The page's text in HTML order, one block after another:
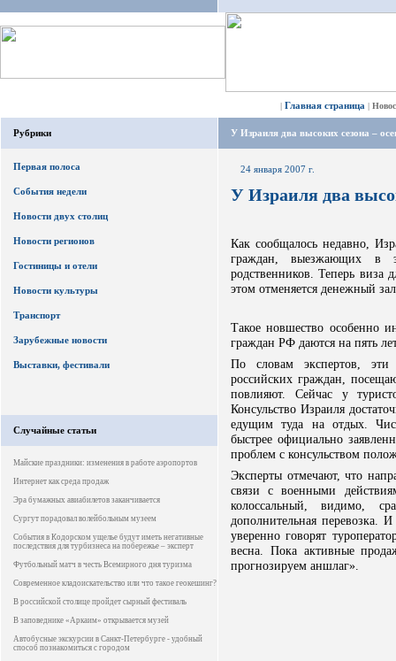
| Главная страница |
Рубрики
Первая полоса
События недели
Новости двух столиц
Новости регионов
Гостиницы и отели
Новости культуры
Транспорт
Зарубежные новости
Выставки, фестивали
Случайные статьи
Майские праздники: изменения в работе аэропортов
Интернет как среда продаж
Эра бумажных авиабилетов заканчивается
Сургут порадовал волейбольным музеем
События в Кодорском ущелье будут иметь негативные
последствия для турбизнеса на побережье – эксперт
Футбольный матч в честь Всемирного дня туризма
Современное кладоискательство или что такое геокешинг?
В российской столице пройдет сырный фестиваль
В заповеднике «Аркаим» открывается музей
Автобусные экскурсии в Санкт-Петербурге - удобный
способ познакомиться с городом
У Израиля два высоких сезона –
24 января 2007 г.
У Израиля два
Как сообщалось недавно,
граждан, выезжающих в
родственников. Теперь виза
этом отменяется денежный
Такое новшество особенно
граждан РФ даются на пять
По словам экспертов, эти
российских граждан,
повлияют. Сейчас у
Консульство Израиля
едущим туда на отдых.
быстрее официально
проблем с консульством
Эксперты отмечают, что
связи с военными
колоссальный, видимо,
дополнительная перевозка.
уверенно говорят
весна. Пока активные
прогнозируем аншлаг».